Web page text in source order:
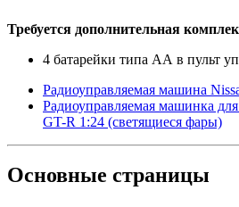
Требуется дополнительная
4 батарейки типа АА в пульт
Радиоуправляемая машина
Радиоуправляемая машинка
GT-R 1:24 (cветящиеся фары)
Основные страницы